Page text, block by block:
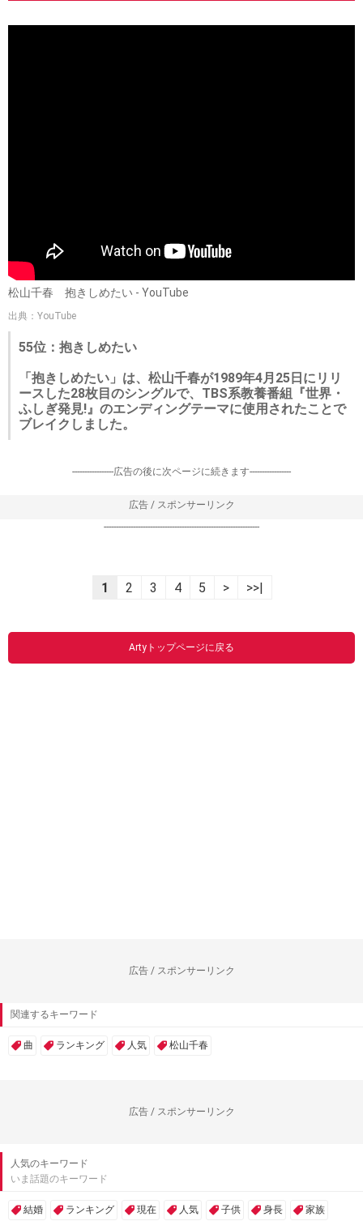
松山千春 抱きしめたい - YouTube
出典：YouTube
55位：抱きしめたい
「抱きしめたい」は、松山千春が1989年4月25日にリリ
ースした28枚目のシングルで、TBS系教養番組『世界・
ふしぎ発見!』のエンディングテーマに使用されたことで
ブレイクしました。
-----------------広告の後に次ページに続きます-----------------
広告 / スポンサーリンク
----------------------------------------------------------------
1 2 3 4 5 > >>|
Artyトップページに戻る
広告 / スポンサーリンク
関連するキーワード
曲 ランキング 人気 松山千春
広告 / スポンサーリンク
人気のキーワード
いま話題のキーワード
結婚 ランキング 現在 人気 子供 身長 家族